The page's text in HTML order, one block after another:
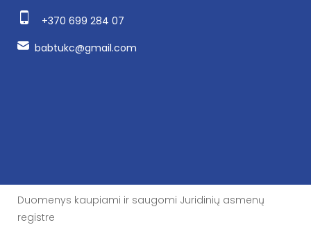
+370 699 284 07
babtukc@gmail.com
Duomenys kaupiami ir saugomi Juridinių asmenų
registre